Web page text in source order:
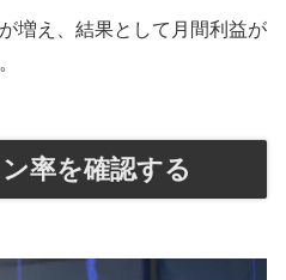
増え、結果として月間利益が
率を確認する